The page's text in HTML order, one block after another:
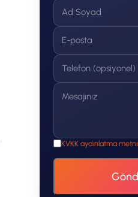
KVKK aydınlatma